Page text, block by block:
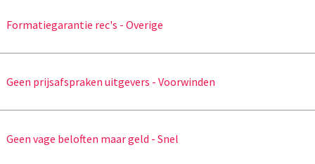
Formatiegarantie rec's - Overige
Geen prijsafspraken uitgevers - Voorwinden
Geen vage beloften maar geld - Snel